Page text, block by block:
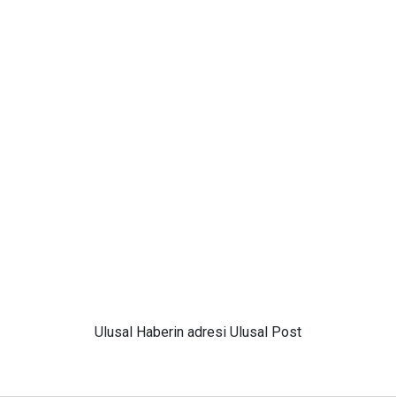
Ulusal Haberin adresi Ulusal Post